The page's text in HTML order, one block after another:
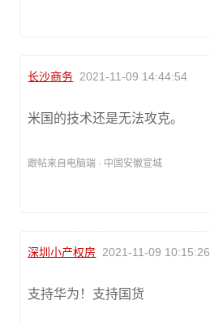
长沙商务 2021-11-09 14:44:54
米国的技术还是无法攻克。
跟帖来自电脑端 · 中国安徽宣城
深圳小产权房 2021-11-09 10:15:26
支持华为！支持国货